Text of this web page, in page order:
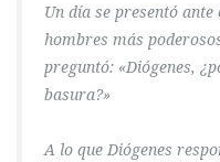
Un día se presentó
hombres más
preguntó: «Diógenes,
basura?»
A lo que Diógenes